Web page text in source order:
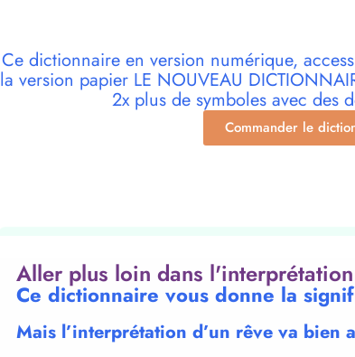
Ce dictionnaire en version numérique,
la version papier LE NOUVEAU
2x plus de symboles avec des
Commander le
Aller plus loin dans
Ce dictionnaire vous donne la
Mais l’interprétation d’un rêve va bien